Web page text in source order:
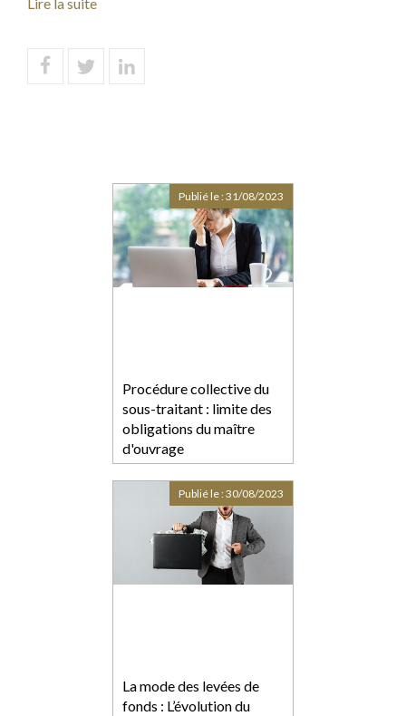
Lire la suite
Procédure collective du
sous-traitant : limite des
obligations du maître
d'ouvrage
Publié le :31/08/2023
La mode des levées de
fonds : L’évolution du
Publié le :30/08/2023